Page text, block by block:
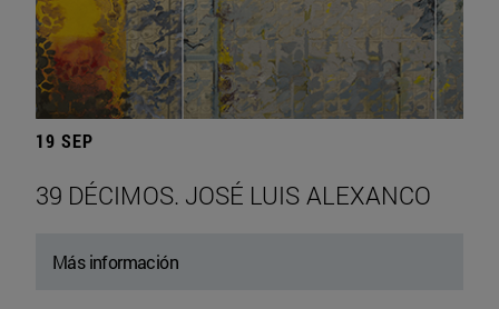
19 SEP
39 DÉCIMOS. JOSÉ LUIS ALEXANCO
Más información